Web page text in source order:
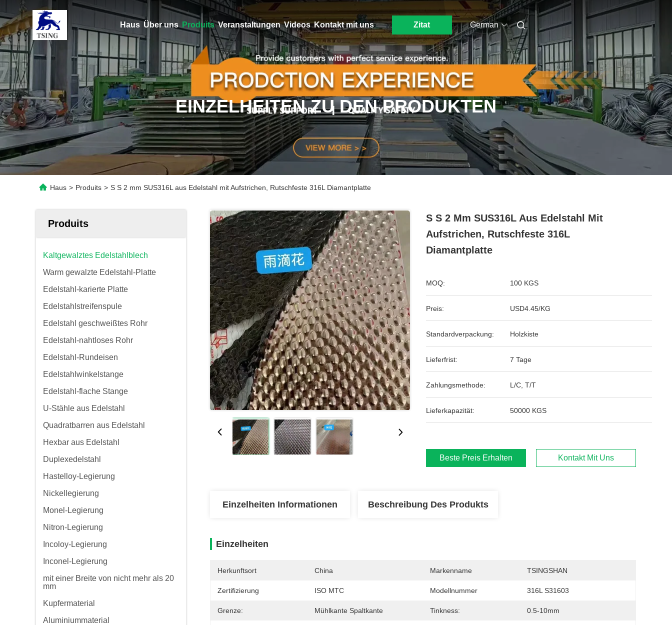
Haus Über uns Produits Veranstaltungen Videos Kontakt mit uns Zitat German
EINZELHEITEN ZU DEN PRODUKTEN
Haus > Produits > S S 2 mm SUS316L aus Edelstahl mit Aufstrichen, Rutschfeste 316L Diamantplatte
Produits
Kaltgewalztes Edelstahlblech
Warm gewalzte Edelstahl-Platte
Edelstahl-karierte Platte
Edelstahlstreifenspule
Edelstahl geschweißtes Rohr
Edelstahl-nahtloses Rohr
Edelstahl-Rundeisen
Edelstahlwinkelstange
Edelstahl-flache Stange
U-Stähle aus Edelstahl
Quadratbarren aus Edelstahl
Hexbar aus Edelstahl
Duplexedelstahl
Hastelloy-Legierung
Nickellegierung
Monel-Legierung
Nitron-Legierung
Incoloy-Legierung
Inconel-Legierung
mit einer Breite von nicht mehr als 20
mm
Kupfermaterial
Aluminiummaterial
S S 2 Mm SUS316L Aus Edelstahl Mit
Aufstrichen, Rutschfeste 316L
Diamantplatte
MOQ: 100 KGS
Preis: USD4.45/KG
Standardverpackung: Holzkiste
Lieferfrist: 7 Tage
Zahlungsmethode: L/C, T/T
Lieferkapazität: 50000 KGS
Beste Preis Erhalten Kontakt Mit Uns
Einzelheiten Informationen Beschreibung Des Produkts
Einzelheiten
Herkunftsort China Markenname TSINGSHAN
Zertifizierung ISO MTC Modellnummer 316L S31603
Grenze: Mühlkante Spaltkante Tinkness: 0.5-10mm